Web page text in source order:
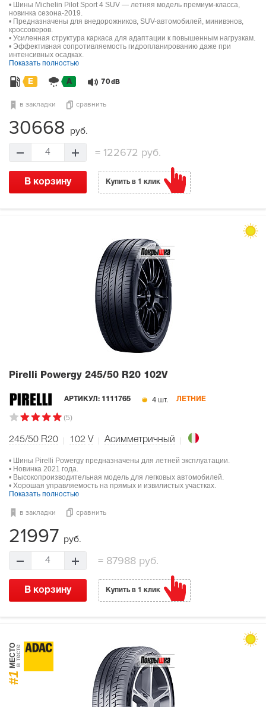
• Шины Michelin Pilot Sport 4 SUV — летняя модель премиум-класса,
новинка сезона-2019.
• Предназначены для внедорожников, SUV-автомобилей, минивэнов,
кроссоверов.
• Усиленная структура каркаса для адаптации к повышенным нагрузкам.
• Эффективная сопротивляемость гидропланированию даже при
интенсивных осадках.
Показать полностью
E A 70 dB
в закладки сравнить
30668 руб.
4 = 122672 руб.
В корзину Купить в 1 клик
Pirelli Powergy 245/50 R20 102V
АРТИКУЛ: 1111765 4 шт. ЛЕТНИЕ
(5)
245/50 R20 102 V Асимметричный
• Шины Pirelli Powergy предназначены для летней эксплуатации.
• Новинка 2021 года.
• Высокопроизводительная модель для легковых автомобилей.
• Хорошая управляемость на прямых и извилистых участках.
Показать полностью
в закладки сравнить
21997 руб.
4 =87988 руб.
В корзину Купить в 1 клик
#1
МЕСТОв тесте